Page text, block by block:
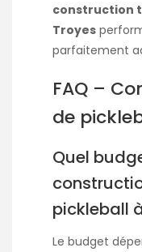
construction
Troyes
parfaitement
FAQ –
de
Quel
pickleball
Le budget